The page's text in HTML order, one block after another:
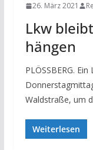
26. März 2021
Lkw
hängen
PLÖSSBERG.
Waldstraße, um
Weiterlesen